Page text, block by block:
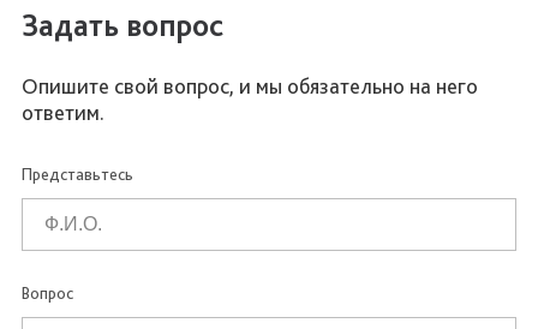
Задать вопрос
Опишите свой вопрос, и мы обязательно на него
ответим.
Представьтесь
Вопрос